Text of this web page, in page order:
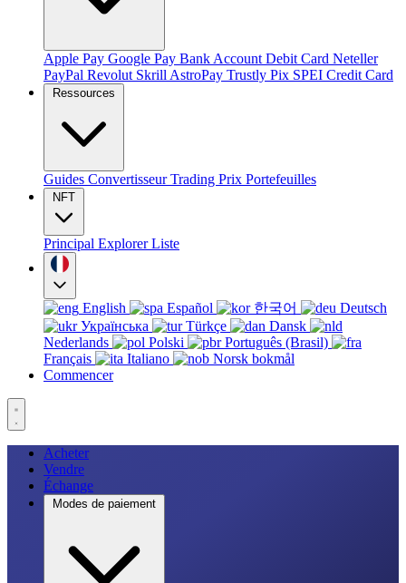
Apple Pay Google Pay Bank Account Debit Card Neteller
PayPal Revolut Skrill AstroPay Trustly Pix SPEI Credit Card
Ressources
Guides ConvertisseurTrading Prix Portefeuilles
NFT
Principal ExplorerListe
English Español 한국어
Deutsch
Українська
Türkçe
Dansk
Nederlands
Polski
Português (Brasil)
Français
Italiano
Norsk bokmål
Commencer
Acheter
Vendre
Échange
Modes de paiement